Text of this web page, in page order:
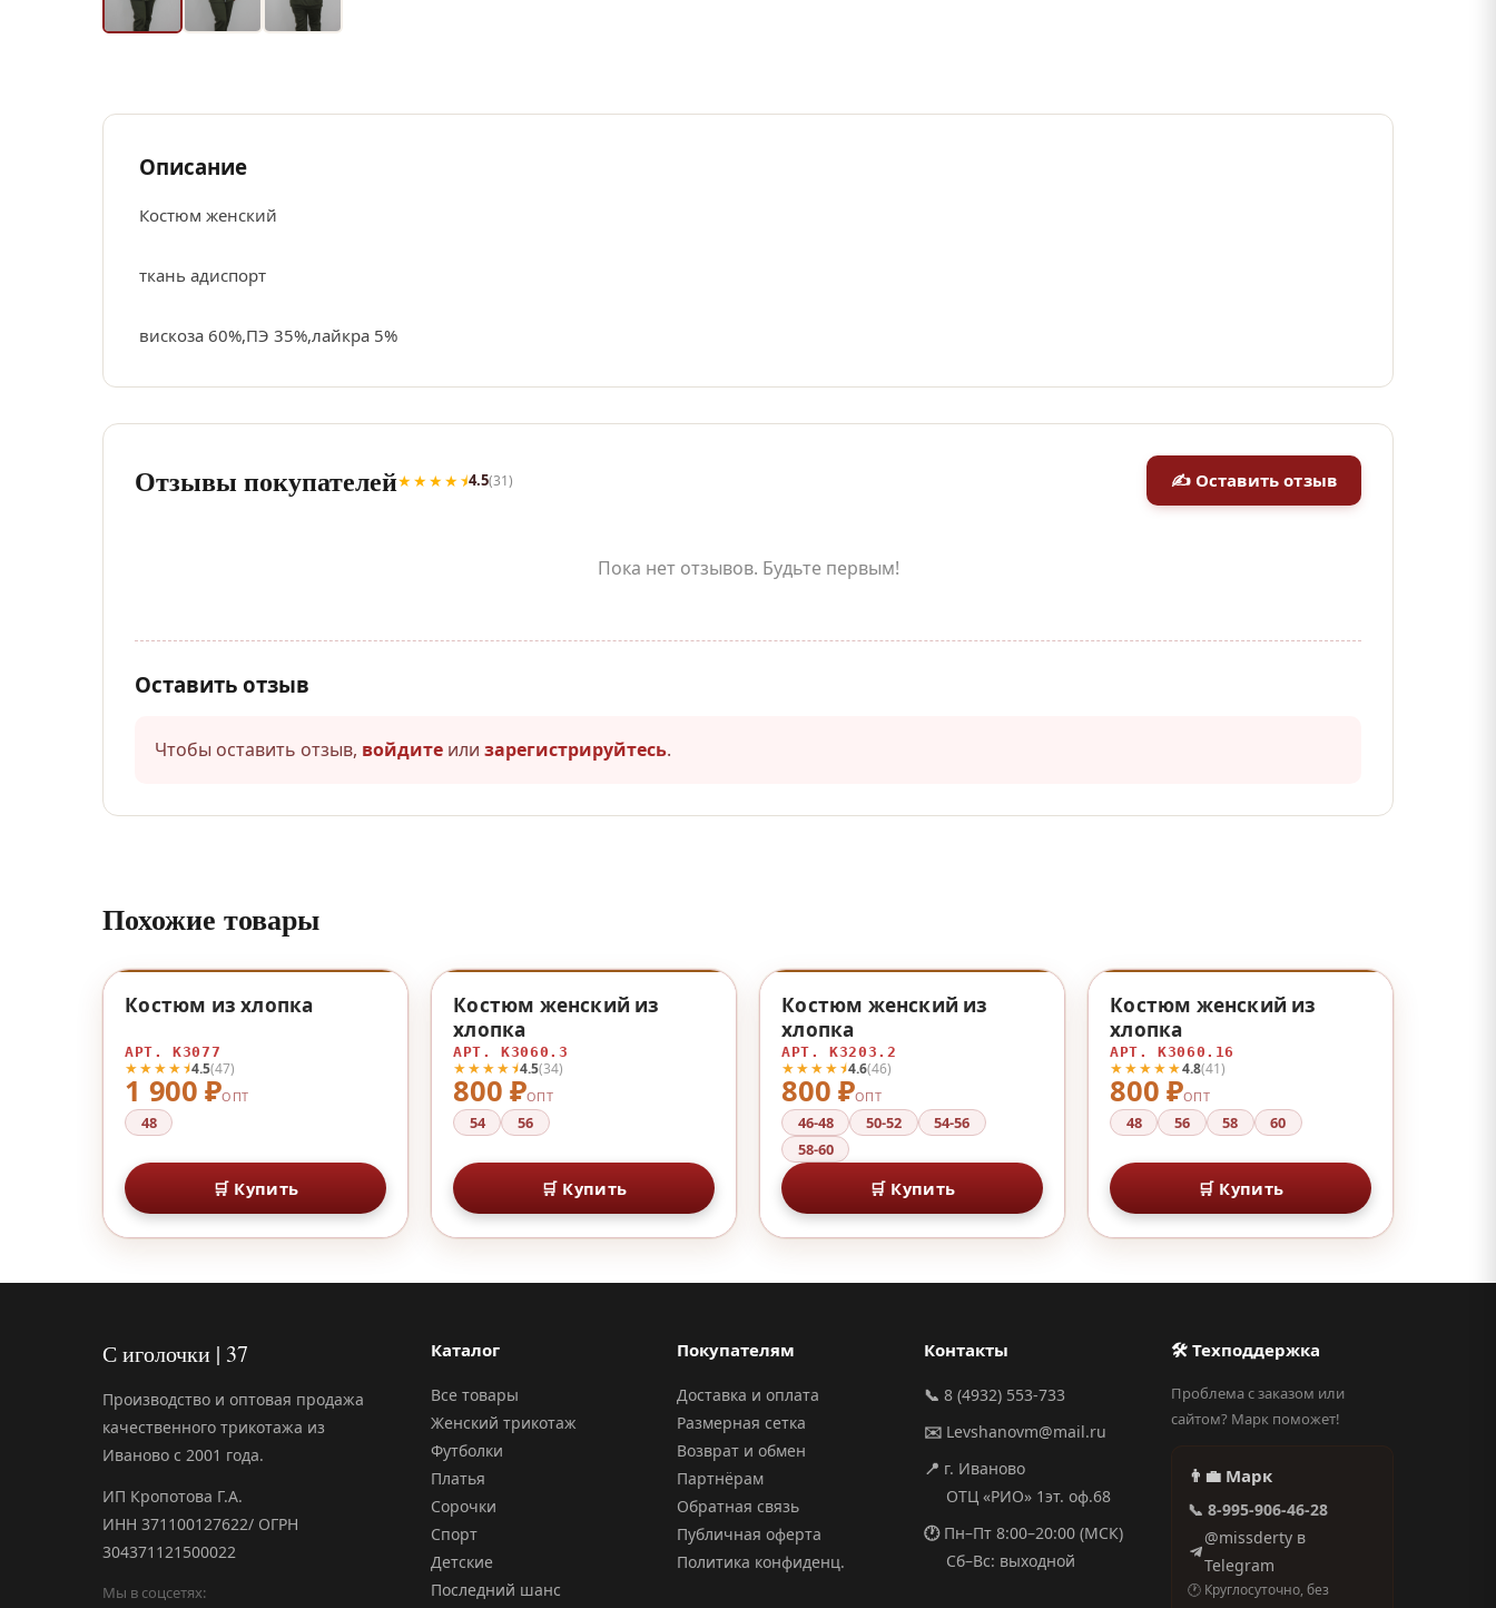
Описание
Костюм женский
ткань адиспорт
вискоза 60%,ПЭ 35%,лайкра 5%
Отзывы покупателей★★★★⯨4.5(31) ✍ Оставить отзыв
Пока нет отзывов. Будьте первым!
Оставить отзыв
Чтобы оставить отзыв, войдите или зарегистрируйтесь.
Похожие товары
1 900 ₽ОПТ
★★★★⯨4.5(47)
Костюм из хлопка
АРТ. К3077
48
🛒 Купить
800 ₽ОПТ
★★★★⯨4.5(34)
Костюм женский из
хлопка
АРТ. К3060.3
54 56
🛒 Купить
НОВИНКА
800 ₽ОПТ
★★★★⯨4.6(46)
Костюм женский из
хлопка
АРТ. К3203.2
46-48 50-52
54-56
58-60
🛒 Купить
800 ₽ОПТ
★★★★★4.8(41)
Костюм женский из
хлопка
АРТ. К3060.16
48 56 58 60
🛒 Купить
С иголочки | 37
Производство и оптовая продажа
качественного трикотажа из
Иваново с 2001 года.
ИП Кропотова Г.А.
ИНН 371100127622/ ОГРН
304371121500022
Мы в соцсетях:
Каталог
Все товары
Женский трикотаж
Футболки
Платья
Сорочки
Спорт
Детские
Последний шанс
Покупателям
Доставка и оплата
Размерная сетка
Возврат и обмен
Партнёрам
Обратная связь
Публичная оферта
Политика конфиденц.
Контакты
📞 8 (4932) 553-733
✉️ Levshanovm@mail.ru
📍 г. Иваново
ОТЦ «РИО» 1эт. оф.68
🕐Пн–Пт 8:00–20:00 (МСК)
Сб–Вс: выходной
🛠 Техподдержка
Проблема с заказом или
сайтом? Марк поможет!
👨‍💼 Марк
📞 8-995-906-46-28
@missderty в
Telegram
🕐 Круглосуточно, без